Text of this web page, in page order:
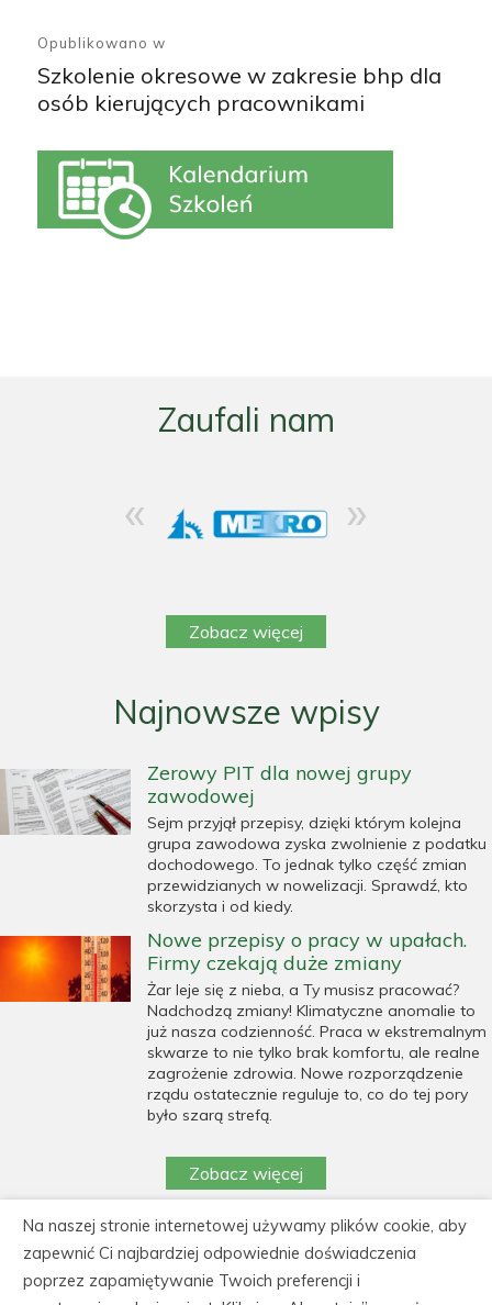
R
A
T
V
wpisu
Opublikowano w
Szkolenie okresowe w zakresie bhp dla
osób kierujących pracownikami
Zaufali nam
« »
Zobacz więcej
Najnowsze wpisy
Zerowy PIT dla nowej grupy
zawodowej
Sejm przyjął przepisy, dzięki którym kolejna
grupa zawodowa zyska zwolnienie z podatku
dochodowego. To jednak tylko część zmian
przewidzianych w nowelizacji. Sprawdź, kto
skorzysta i od kiedy.
Nowe przepisy o pracy w upałach.
Firmy czekają duże zmiany
Żar leje się z nieba, a Ty musisz pracować?
Nadchodzą zmiany! Klimatyczne anomalie to
już nasza codzienność. Praca w ekstremalnym
skwarze to nie tylko brak komfortu, ale realne
zagrożenie zdrowia. Nowe rozporządzenie
rządu ostatecznie reguluje to, co do tej pory
było szarą strefą.
Zobacz więcej
https://cedeka.pl/wp-
content/uploads/polityka_prywatnosci_cedeka.pdf
Na naszej stronie internetowej używamy plików cookie, aby
zapewnić Ci najbardziej odpowiednie doświadczenia
poprzez zapamiętywanie Twoich preferencji i